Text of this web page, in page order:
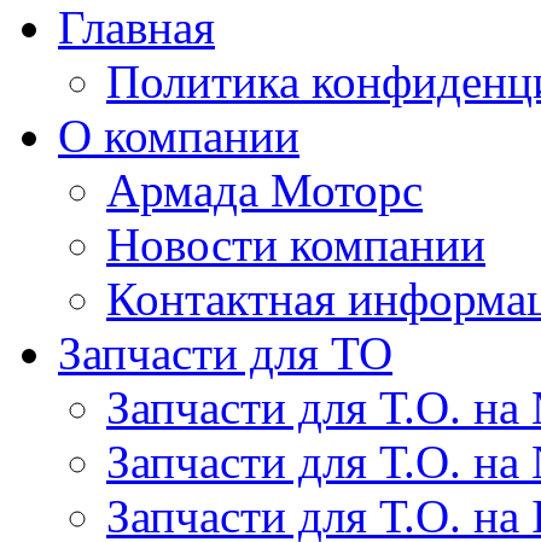
Главная
Политика
О компании
Армада Моторс
Новости компании
Контактная
Запчасти для ТО
Запчасти для Т.О. на
Запчасти для Т.О. на
Запчасти для Т.О.